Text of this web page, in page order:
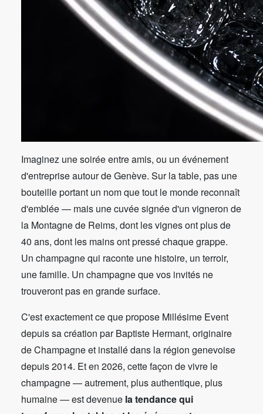
Imaginez une soirée entre amis, ou un événement
d'entreprise autour de Genève. Sur la table, pas une
bouteille portant un nom que tout le monde reconnaît
d'emblée — mais une cuvée signée d'un vigneron de
la Montagne de Reims, dont les vignes ont plus de
40 ans, dont les mains ont pressé chaque grappe.
Un champagne qui raconte une histoire, un terroir,
une famille. Un champagne que vos invités ne
trouveront pas en grande surface.
C'est exactement ce que propose Millésime Event
depuis sa création par Baptiste Hermant, originaire
de Champagne et installé dans la région genevoise
depuis 2014. Et en 2026, cette façon de vivre le
champagne — autrement, plus authentique, plus
humaine — est devenue la tendance qui